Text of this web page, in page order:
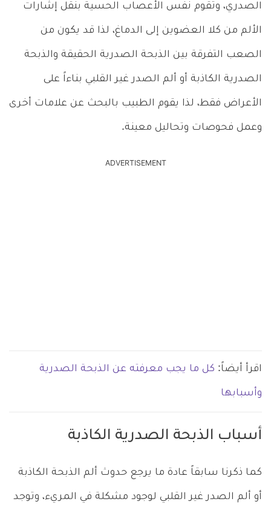
الصدري، وتقوم نفس الأعصاب الحسية بنقل إشارات
الألم من كلا العضوين إلى الدماغ، لذا قد يكون من
الصعب التفرقة بين الذبحة الصدرية الحقيقة والذبحة
الصدرية الكاذبة أو ألم الصدر غير القلبي بناءاً على
الأعراض فقط، لذا يقوم الطبيب بالبحث عن علامات أخرى
وعمل فحوصات وتحاليل معينة.
ADVERTISEMENT
اقرأ أيضاً: كل ما يجب معرفته عن الذبحة الصدرية
وأسبابها
أسباب الذبحة الصدرية الكاذبة
كما ذكرنا سابقاً عادة ما يرجع حدوث ألم الذبحة الكاذبة
أو ألم الصدر غير القلبي لوجود مشكلة في المريء، وتوجد